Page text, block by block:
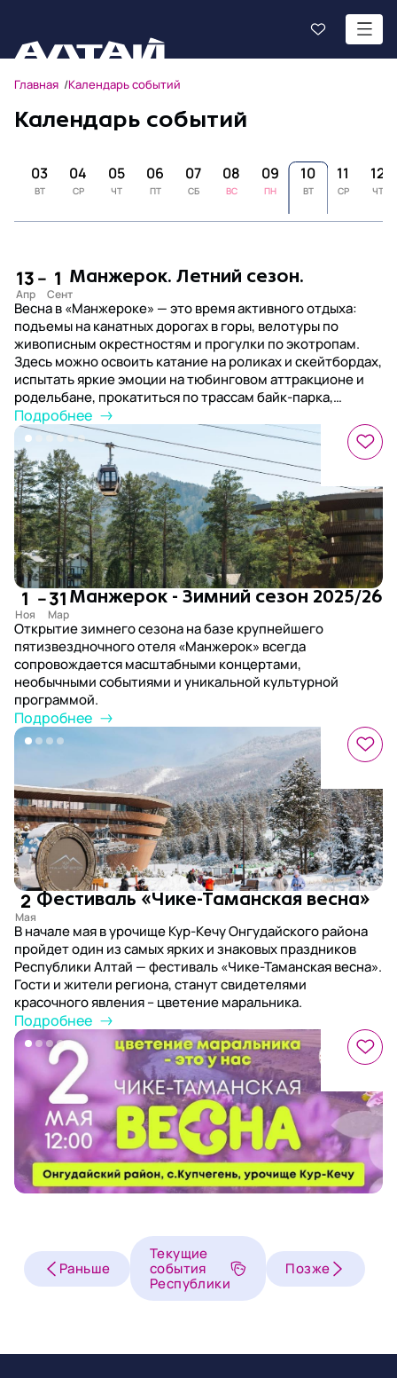
Главная Календарь событий
Календарь событий
03
ВТ
04
СР
05
ЧТ
06
ПТ
07
СБ
08
ВС
09
ПН
10
ВТ
11
СР
12
ЧТ
13– 1 Манжерок. Летний сезон.
Весна в «Манжероке» — это время активного отдыха:
подъемы на канатных дорогах в горы, велотуры по
живописным окрестностям и прогулки по экотропам.
Здесь можно освоить катание на роликах и скейтбордах,
испытать яркие эмоции на тюбинговом аттракционе и
родельбане, прокатиться по трассам байк-парка,
попробовать полеты на парапланах и поездки на
квадроциклах, а также побывать на экскурсиях к самым
живописным уголкам региона и к цветущему
маральнику.
Подробнее
1 –31 Манжерок - Зимний сезон 2025/26
Открытие зимнего сезона на базе крупнейшего
пятизвездночного отеля «Манжерок» всегда
сопровождается масштабными концертами,
необычными событиями и уникальной культурной
программой.
Подробнее
2 Фестиваль «Чике-Таманская весна»
В начале мая в урочище Кур-Кечу Онгудайского района
пройдет один из самых ярких и знаковых праздников
Республики Алтай — фестиваль «Чике-Таманская весна».
Гости и жители региона, станут свидетелями
красочного явления – цветение маральника.
Подробнее
Раньше
Текущие
события
Республики
Позже